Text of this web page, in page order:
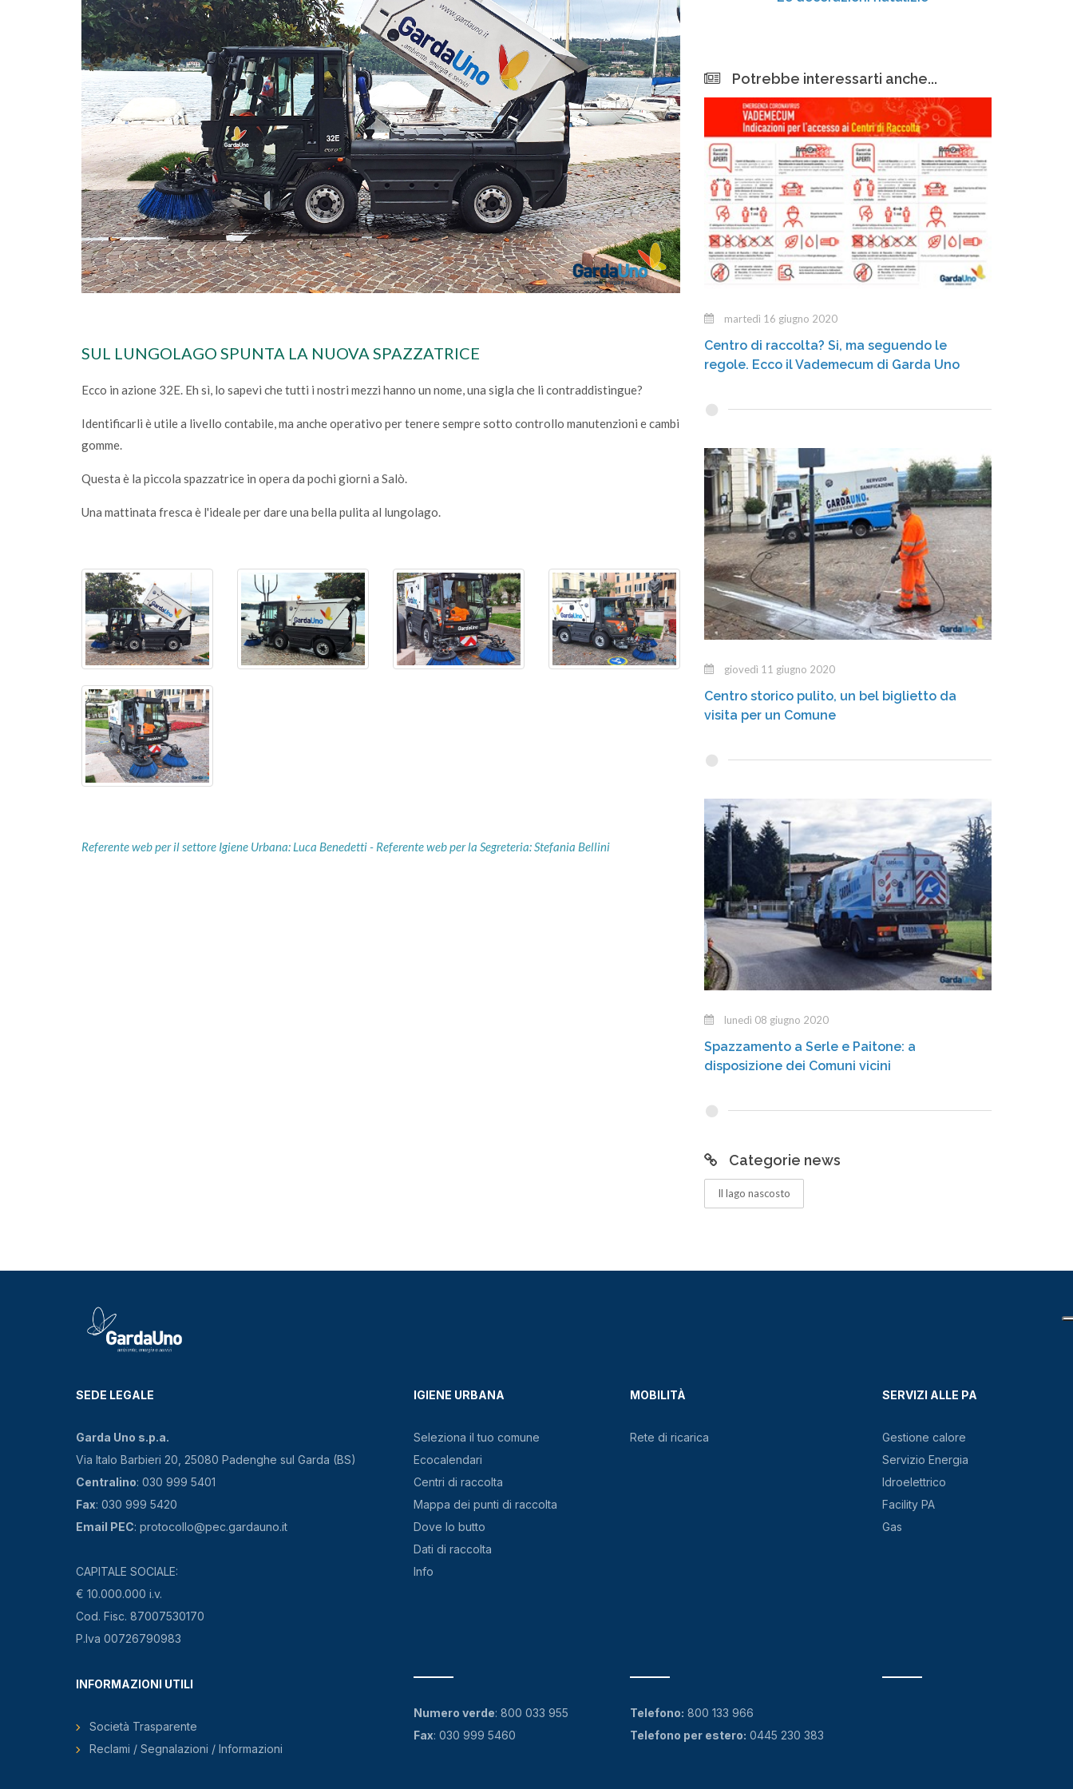
SUL LUNGOLAGO SPUNTA LA NUOVA SPAZZATRICE
Ecco in azione 32E. Eh sì, lo sapevi che tutti i nostri mezzi hanno un nome, una sigla che li contraddistingue?
Identificarli è utile a livello contabile, ma anche operativo per tenere sempre sotto controllo manutenzioni e cambi
gomme.
Questa è la piccola spazzatrice in opera da pochi giorni a Salò.
Una mattinata fresca è l'ideale per dare una bella pulita al lungolago.
Referente web per il settore Igiene Urbana: Luca Benedetti - Referente web per la Segreteria: Stefania Bellini
Potrebbe interessarti anche...
martedì 16 giugno 2020
Centro di raccolta? Si, ma seguendo le
regole. Ecco il Vademecum di Garda Uno
giovedì 11 giugno 2020
Centro storico pulito, un bel biglietto da
visita per un Comune
lunedì 08 giugno 2020
Spazzamento a Serle e Paitone: a
disposizione dei Comuni vicini
Categorie news
Il lago nascosto
SEDE LEGALE
Garda Uno s.p.a.
Via Italo Barbieri 20, 25080 Padenghe sul Garda (BS)
Centralino: 030 999 5401
Fax: 030 999 5420
Email PEC: protocollo@pec.gardauno.it
CAPITALE SOCIALE:
€ 10.000.000 i.v.
Cod. Fisc. 87007530170
P.Iva 00726790983
IGIENE URBANA
Seleziona il tuo comune
Ecocalendari
Centri di raccolta
Mappa dei punti di raccolta
Dove lo butto
Dati di raccolta
Info
MOBILITÀ
Rete di ricarica
SERVIZI ALLE PA
Gestione calore
Servizio Energia
Idroelettrico
Facility PA
Gas
INFORMAZIONI UTILI
Società Trasparente
Reclami / Segnalazioni / Informazioni
Numero verde:800 033 955
Fax: 030 999 5460
Telefono: 800 133 966
Telefono per estero: 0445 230 383